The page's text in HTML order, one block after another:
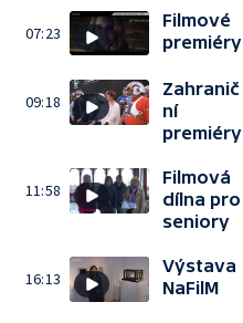
07:23
Filmové
premiéry
09:18
Zahranič
ní
premiéry
11:58
Filmová
dílna pro
seniory
16:13
Výstava
NaFilM